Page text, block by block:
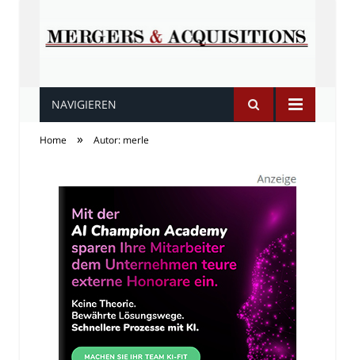
Fusionen und
Übernahmen
NAVIGIEREN
Home » Autor: merle